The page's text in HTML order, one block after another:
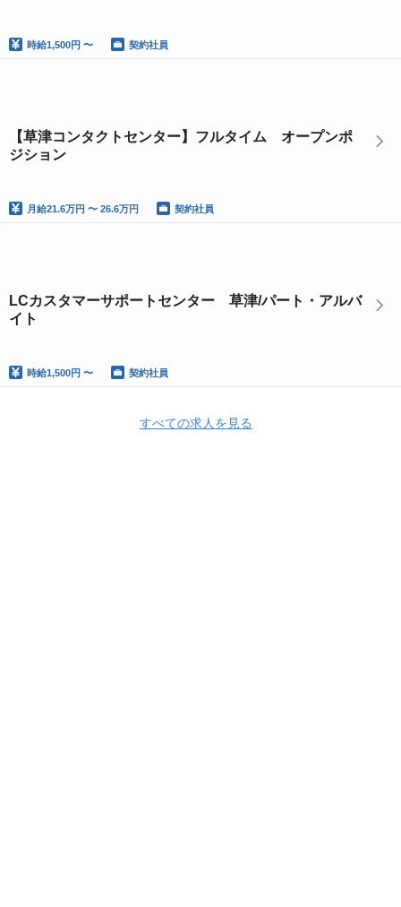
時給1,500円 〜 契約社員
【草津コンタクトセンター】フルタイム オープンポ
ジション
月給21.6万円 〜 26.6万円 契約社員
LCカスタマーサポートセンター 草津/パート・アルバ
イト
時給1,500円 〜 契約社員
すべての求人を見る